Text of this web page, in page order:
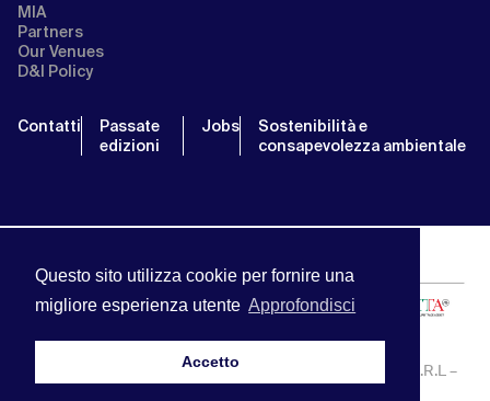
Questo sito utilizza cookie per fornire una
migliore esperienza utente Approfondisci
Accetto
MIA
Partners
Our Venues
D&I Policy
Contatti
Passate
edizioni
Jobs
Sostenibilità e
consapevolezza ambientale
MIA | Mercato Internazionale Audiovisivo | APA SERVICE S.R.L –